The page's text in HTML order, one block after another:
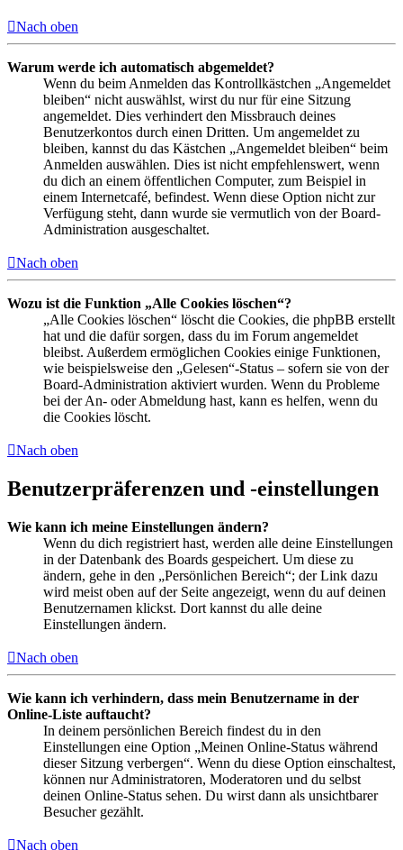
Nach oben
Warum werde ich automatisch abgemeldet?
Wenn du beim Anmelden das Kontrollkästchen „Angemeldet
bleiben“ nicht auswählst, wirst du nur für eine Sitzung
angemeldet. Dies verhindert den Missbrauch deines
Benutzerkontos durch einen Dritten. Um angemeldet zu
bleiben, kannst du das Kästchen „Angemeldet bleiben“ beim
Anmelden auswählen. Dies ist nicht empfehlenswert, wenn
du dich an einem öffentlichen Computer, zum Beispiel in
einem Internetcafé, befindest. Wenn diese Option nicht zur
Verfügung steht, dann wurde sie vermutlich von der Board-
Administration ausgeschaltet.
Nach oben
Wozu ist die Funktion „Alle Cookies löschen“?
„Alle Cookies löschen“ löscht die Cookies, die phpBB erstellt
hat und die dafür sorgen, dass du im Forum angemeldet
bleibst. Außerdem ermöglichen Cookies einige Funktionen,
wie beispielsweise den „Gelesen“-Status – sofern sie von der
Board-Administration aktiviert wurden. Wenn du Probleme
bei der An- oder Abmeldung hast, kann es helfen, wenn du
die Cookies löscht.
Nach oben
Benutzerpräferenzen und -einstellungen
Wie kann ich meine Einstellungen ändern?
Wenn du dich registriert hast, werden alle deine Einstellungen
in der Datenbank des Boards gespeichert. Um diese zu
ändern, gehe in den „Persönlichen Bereich“; der Link dazu
wird meist oben auf der Seite angezeigt, wenn du auf deinen
Benutzernamen klickst. Dort kannst du alle deine
Einstellungen ändern.
Nach oben
Wie kann ich verhindern, dass mein Benutzername in der
Online-Liste auftaucht?
In deinem persönlichen Bereich findest du in den
Einstellungen eine Option „Meinen Online-Status während
dieser Sitzung verbergen“. Wenn du diese Option einschaltest,
können nur Administratoren, Moderatoren und du selbst
deinen Online-Status sehen. Du wirst dann als unsichtbarer
Besucher gezählt.
Nach oben